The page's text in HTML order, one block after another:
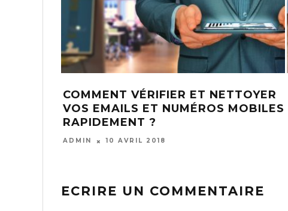
COMMENT VÉRIFIER ET NETTOYER
VOS EMAILS ET NUMÉROS MOBILES
RAPIDEMENT ?
ADMIN 10 AVRIL 2018
ECRIRE UN COMMENTAIRE